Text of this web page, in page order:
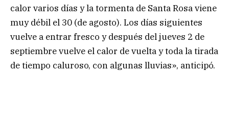
calor varios días y la tormenta de Santa Rosa viene
muy débil el 30 (de agosto). Los días siguientes
vuelve a entrar fresco y después del jueves 2 de
septiembre vuelve el calor de vuelta y toda la tirada
de tiempo caluroso, con algunas lluvias», anticipó.